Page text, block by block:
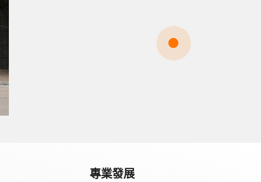
專業發展